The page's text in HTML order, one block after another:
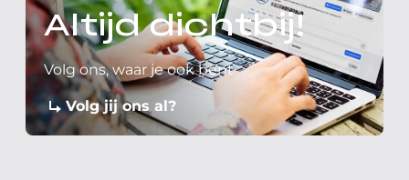
Altijd dichtbij!
Volg ons, waar je ook bent
Volg jij ons al?